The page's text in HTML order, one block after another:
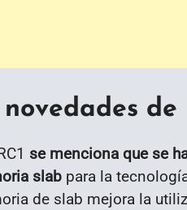
de
se menciona que se
slab para la
de slab mejora la